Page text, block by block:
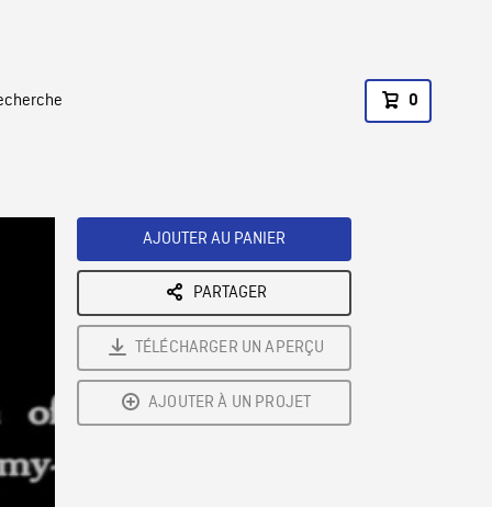
0
AJOUTER AU PANIER
PARTAGER
TÉLÉCHARGER UN APERÇU
AJOUTER À UN PROJET